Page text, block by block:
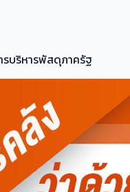
บริหารพัสดุภาครัฐ